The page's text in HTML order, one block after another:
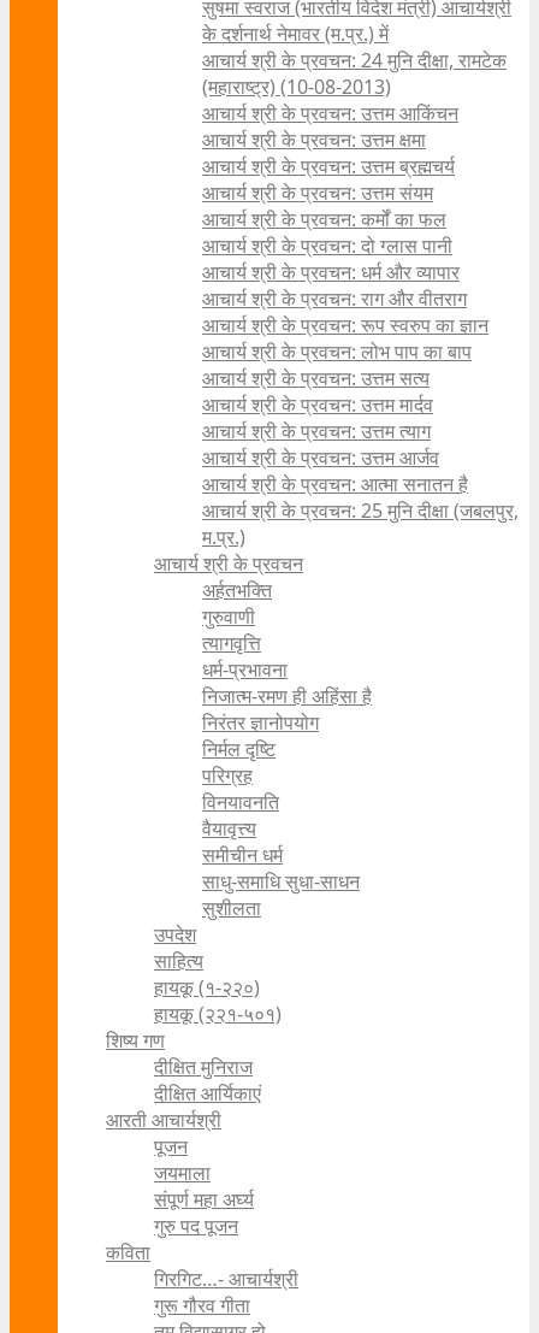
सुषमा स्वराज (भारतीय विदेश मंत्री) आचार्यश्री
के दर्शनार्थ नेमावर (म.प्र.) में
आचार्य श्री के प्रवचन: 24 मुनि दीक्षा, रामटेक
(महाराष्ट्र) (10-08-2013)
आचार्य श्री के प्रवचन: उत्तम आकिंचन
आचार्य श्री के प्रवचन: उत्तम क्षमा
आचार्य श्री के प्रवचन: उत्तम ब्रह्मचर्य
आचार्य श्री के प्रवचन: उत्तम संयम
आचार्य श्री के प्रवचन: कर्मों का फल
आचार्य श्री के प्रवचन: दो ग्लास पानी
आचार्य श्री के प्रवचन: धर्म और व्यापार
आचार्य श्री के प्रवचन: राग और वीतराग
आचार्य श्री के प्रवचन: रूप स्वरुप का ज्ञान
आचार्य श्री के प्रवचन: लोभ पाप का बाप
आचार्य श्री के प्रवचन: उत्तम सत्य
आचार्य श्री के प्रवचन: उत्तम मार्दव
आचार्य श्री के प्रवचन: उत्तम त्याग
आचार्य श्री के प्रवचन: उत्तम आर्जव
आचार्य श्री के प्रवचन: आत्मा सनातन है
आचार्य श्री के प्रवचन: 25 मुनि दीक्षा (जबलपुर,
म.प्र.)
आचार्य श्री के प्रवचन
अर्हतभक्ति
गुरुवाणी
त्यागवृत्ति
धर्म-प्रभावना
निजात्म-रमण ही अहिंसा है
निरंतर ज्ञानोपयोग
निर्मल दृष्टि
परिग्रह
विनयावनति
वैयावृत्त्य
समीचीन धर्म
साधु-समाधि सुधा-साधन
सुशीलता
उपदेश
साहित्य
हायकू (१‍-२२०)
हायकू (२२१-५०१)
शिष्य गण
दीक्षित मुनिराज
दीक्षित आर्यिकाएं
आरती आचार्यश्री
पूजन
जयमाला
संपूर्ण महा अर्घ्य
गुरु पद पूजन
कविता
गिरगिट…- आचार्यश्री
गुरू गौरव गीता